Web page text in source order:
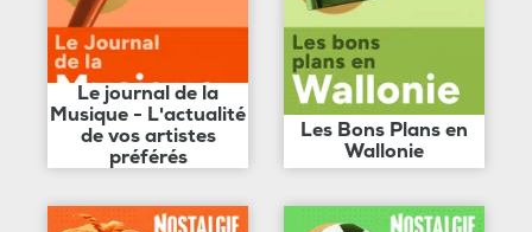
Le journal de la
Musique - L'actualité
de vos artistes
préférés
Les Bons Plans en
Wallonie